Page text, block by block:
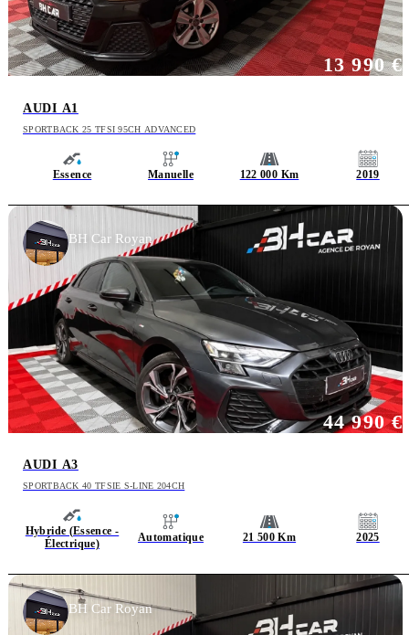
AUDI A1
SPORTBACK 25 TFSI 95CH ADVANCED
Essence Manuelle 122 000 Km 2019
13 990 €
AUDI A3
SPORTBACK 40 TFSIE S-LINE 204CH
Hybride (Essence -
Électrique)
Automatique 21 500 Km 2025
44 990 €
BH Car Royan
BH Car Royan